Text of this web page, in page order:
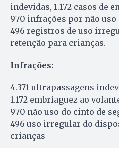
indevidas, 1.172 casos de
970 infrações por não uso
496 registros de uso
retenção para crianças.
Infrações:
4.371 ultrapassagens
1.172 embriaguez ao
970 não uso do cinto de
496 uso irregular do
crianças